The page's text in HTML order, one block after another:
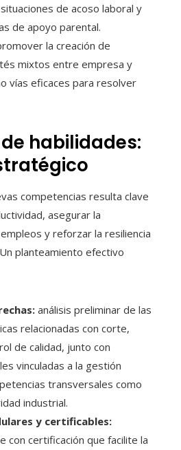
de acoso laboral y
de apoyo parental.
la creación de
mixtos entre empresa y
vías eficaces para resolver
habilidades:
competencias resulta clave
asegurar la
y reforzar la resiliencia
planteamiento efectivo
análisis preliminar de las
relacionadas con corte,
de calidad, junto con
vinculadas a la gestión
transversales como
industrial.
y certificables:
con certificación que facilite la